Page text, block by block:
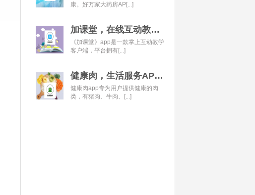
康。好万家大药房AP[...]
加课堂，在线互动教育APP经典案例
《加课堂》app是一款掌上互动教学
客户端，平台拥有[...]
健康肉，生活服务APP开发经典案例
健康肉app专为用户提供健康的肉
类，有猪肉、牛肉、[...]